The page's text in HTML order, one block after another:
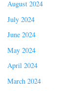
August 2024
July 2024
June 2024
May 2024
April 2024
March 2024